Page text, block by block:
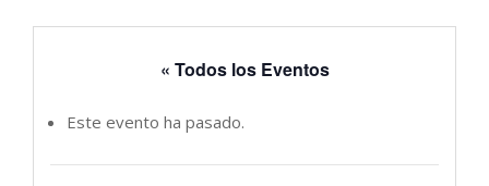
« Todos los Eventos
Este evento ha pasado.